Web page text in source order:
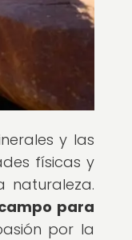
y las
físicas y
naturaleza.
para
por la